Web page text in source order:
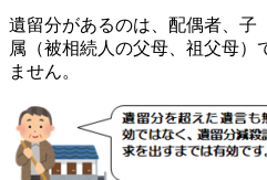
遺留分があるのは、配偶者、子
属（被相続人の父母、祖父母）
ません。